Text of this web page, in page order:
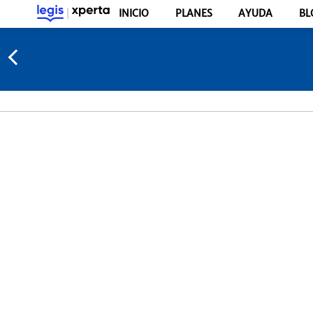
INICIO PLANES AYUDA